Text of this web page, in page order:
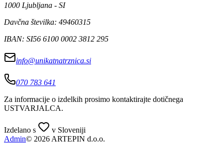
1000 Ljubljana - SI
Davčna številka: 49460315
IBAN: SI56 6100 0002 3812 295
info@unikatnatrznica.si
070 783 641
Za informacije o izdelkih prosimo kontaktirajte dotičnega
USTVARJALCA.
Izdelano s
v Sloveniji
Admin© 2026 ARTEPIN d.o.o.